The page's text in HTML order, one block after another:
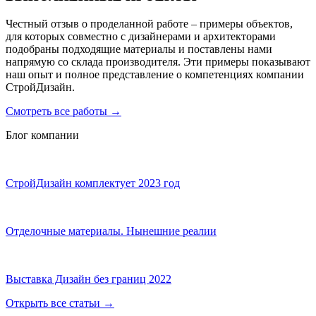
Честный отзыв о проделанной работе – примеры объектов,
для которых совместно с дизайнерами и архитекторами
подобраны подходящие материалы и поставлены нами
напрямую со склада производителя. Эти примеры показывают
наш опыт и полное представление о компетенциях компании
СтройДизайн.
Смотреть все работы →
Блог компании
СтройДизайн комплектует 2023 год
Отделочные материалы. Нынешние реалии
Выставка Дизайн без границ 2022
Открыть все статьи →